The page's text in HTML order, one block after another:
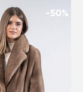
-50%